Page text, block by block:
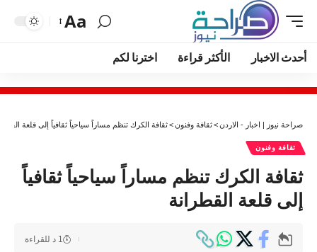
Aa
أحدث الاخبار الأكثر قراءة اخترنا لكم
صراحة نيوز | اخبار - الاردن>ثقافة وفنون>ثقافة الكرك تنظم مساراً سياحياً ثقافياً إلى قلعة
ثقافة وفنون
ثقافة الكرك تنظم مساراً سياحياً ثقافياً
إلى قلعة القطرانة
1 د للقراءة